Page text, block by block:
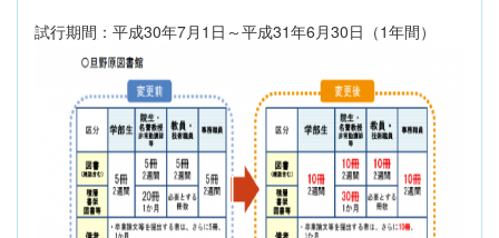
試行期間：平成30年7月1日～平成31年6月30日（1年間）